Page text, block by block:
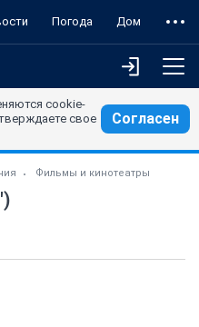
Погода Дом
cookie-
свое
Согласен
Фильмы и кинотеатры